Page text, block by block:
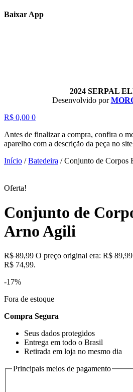
Baixar App
2024 SERPAL
Desenvolvido por
R$ 0,00 0
Antes de finalizar a compra, confira o
aparelho com a descrição da peça no
Início /Batedeira /Conjunto de Corpos
Oferta!
Conjunto de
Arno Agili
R$89,99 O preço original era: R$
R$ 74,99.
-17%
Fora de estoque
Compra Segura
Seus dados protegidos
Entrega em todo o Brasil
Retirada em loja no mesmo dia
Principais meios de pagamento